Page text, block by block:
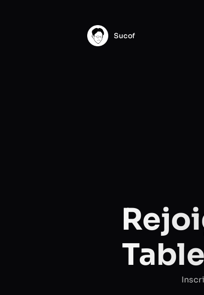
Sucof